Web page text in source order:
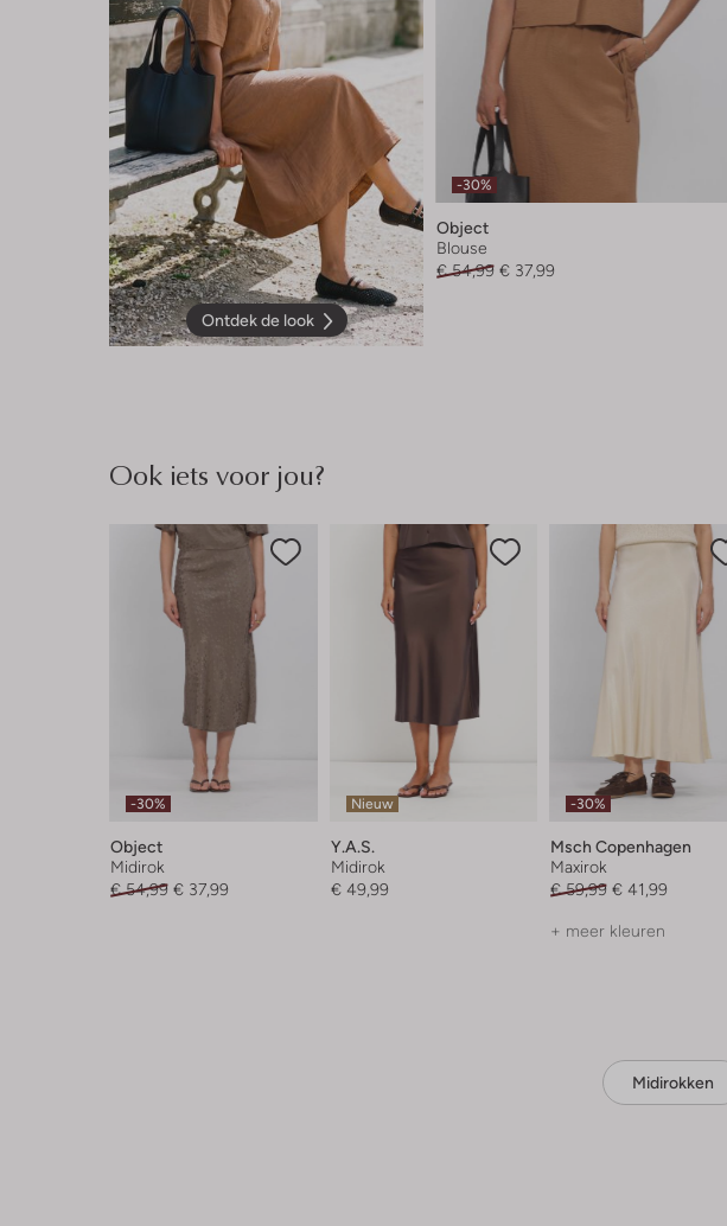
Ontdek de look
-30%
Object
Blouse
€ 54,99 € 37,99
Ook iets voor jou?
-30%
Object
Midirok
€ 54,99 € 37,99
Nieuw
Y.a.s.
Midirok
€ 49,99
-30%
Msch Copenhagen
Maxirok
€ 59,99 € 41,99
+ meer kleuren
Midirokken